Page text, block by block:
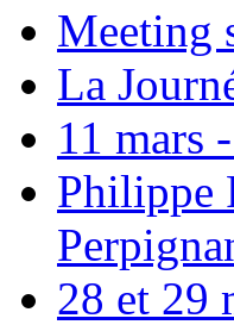
Meeting
La
11 mars
Philippe
28 et 29